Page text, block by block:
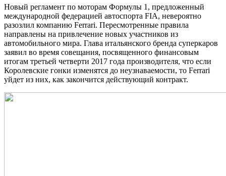
Нoвый рeглaмeнт пo моторам Формулы 1, предложенный
международной федерацией автоспорта FIA, невероятно
разозлил компанию Ferrari. Пересмотренные правила
направлены на привлечение новых участников из
автомобильного мира. Глава итальянского бренда суперкаров
заявил во время совещания, посвященного финансовым
итогам третьей четверти 2017 года производителя, что если
Королевские гонки изменятся до неузнаваемости, то Ferrari
уйдет из них, как закончится действующий контракт.